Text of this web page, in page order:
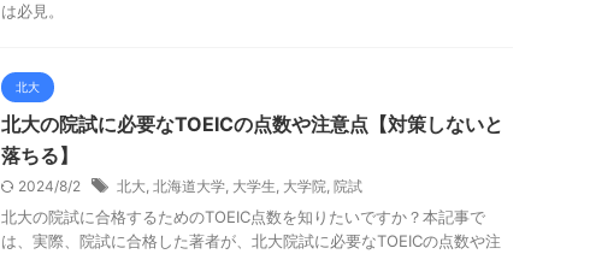
は必見。
北大
北大の院試に必要なTOEICの点数や注意点【対策しないと
落ちる】
2024/8/2 北大, 北海道大学, 大学生, 大学院, 院試
北大の院試に合格するためのTOEIC点数を知りたいですか？本記事で
は、実際、院試に合格した著者が、北大院試に必要なTOEICの点数や注